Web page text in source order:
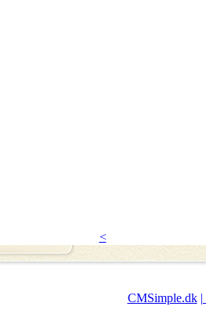
<
CMSimple.dk